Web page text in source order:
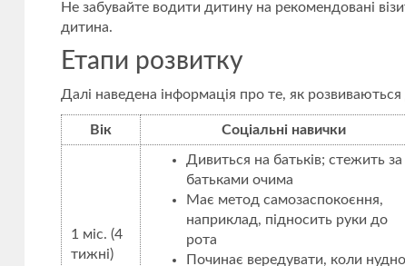
Не забувайте водити дитину на рекомендовані
дитина.
Етапи розвитку
Далі наведена інформація про те, як
Вік Соціальні навички
1 міс. (4
тижні)
Дивиться на батьків; стежить за
батьками очима
Має метод самозаспокоєння,
наприклад, підносить руки до
рота
Починає вередувати, коли